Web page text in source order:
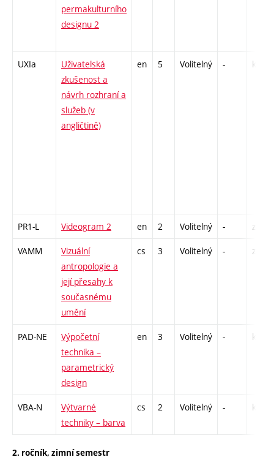
permakulturního
designu 2
UXIa
Uživatelská
zkušenost a
návrh rozhraní a
služeb (v
angličtině)
en 5 Volitelný - kl
PR1-L Videogram 2 en 2 Volitelný - zá
VAMM
Vizuální
antropologie a
její přesahy k
současnému
umění
cs 3 Volitelný - zk
PAD-NE
Výpočetní
technika –
parametrický
design
en 3 Volitelný - kl
VBA-N
Výtvarné
techniky – barva
cs 2 Volitelný - kl
2. ročník, zimní semestr